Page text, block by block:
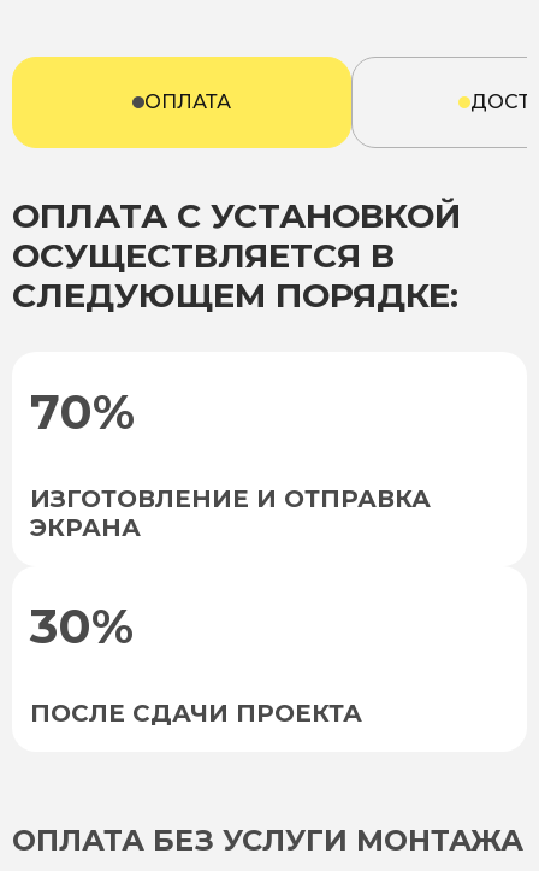
ОПЛАТА
ОПЛАТА С УСТАНОВКОЙ
ОСУЩЕСТВЛЯЕТСЯ В
СЛЕДУЮЩЕМ ПОРЯДКЕ:
70%
ИЗГОТОВЛЕНИЕ И ОТПРАВКА
ЭКРАНА
30%
ПОСЛЕ СДАЧИ ПРОЕКТА
ОПЛАТА БЕЗ УСЛУГИ МОНТАЖА